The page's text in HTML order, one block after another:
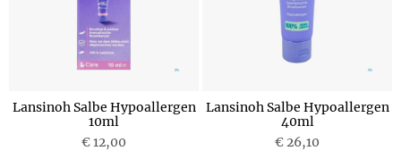
Lansinoh Salbe Hypoallergen
10ml
€ 12,00
Lansinoh Salbe Hypoallergen
40ml
€ 26,10